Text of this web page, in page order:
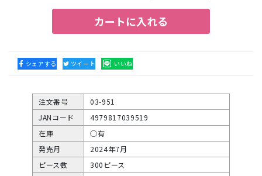
カートに入れる
シェアする ツイート いいね
注文番号
03-951
JANコード
4979817039519
在庫
○有
発売月
2024年7月
ピース数
300ピース